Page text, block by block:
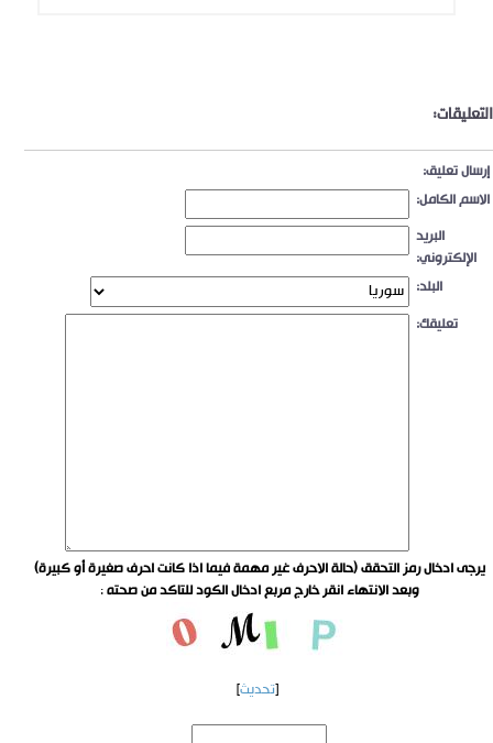
التعليقات:
إرسال تعليق:
الاسم الكامل:
البريد
الإلكتروني:
البلد:
تعليقك:
يرجى ادخال رمز التحقق (حالة الاحرف غير مهمة فيما اذا كانت احرف صغيرة أو كبيرة)
وبعد الانتهاء انقر خارج مربع ادخال الكود للتاكد من صحته:
[تحديث]